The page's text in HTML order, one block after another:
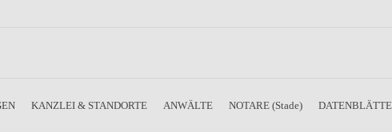
KANZLEI & STANDORTE ANWÄLTE NOTARE (Stade)